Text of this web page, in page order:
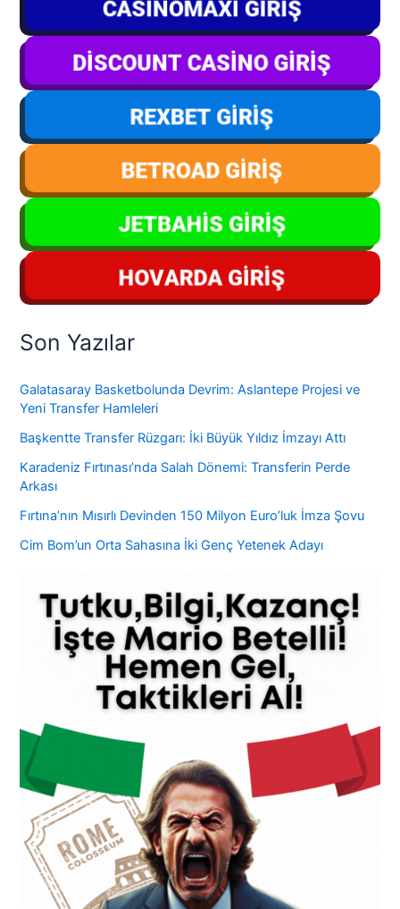
Son Yazılar
Galatasaray Basketbolunda Devrim: Aslantepe Projesi ve
Yeni Transfer Hamleleri
Başkentte Transfer Rüzgarı: İki Büyük Yıldız İmzayı Attı
Karadeniz Fırtınası’nda Salah Dönemi: Transferin Perde
Arkası
Fırtına’nın Mısırlı Devinden 150 Milyon Euro’luk İmza Şovu
Cim Bom’un Orta Sahasına İki Genç Yetenek Adayı